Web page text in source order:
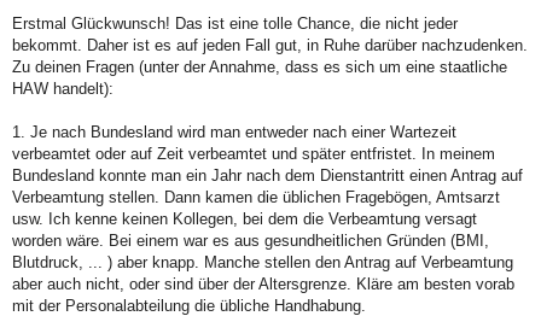
Erstmal Glückwunsch! Das ist eine tolle Chance, die nicht jeder
bekommt. Daher ist es auf jeden Fall gut, in Ruhe darüber nachzudenken.
Zu deinen Fragen (unter der Annahme, dass es sich um eine staatliche
HAW handelt):
1. Je nach Bundesland wird man entweder nach einer Wartezeit
verbeamtet oder auf Zeit verbeamtet und später entfristet. In meinem
Bundesland konnte man ein Jahr nach dem Dienstantritt einen Antrag auf
Verbeamtung stellen. Dann kamen die üblichen Fragebögen, Amtsarzt
usw. Ich kenne keinen Kollegen, bei dem die Verbeamtung versagt
worden wäre. Bei einem war es aus gesundheitlichen Gründen (BMI,
Blutdruck, ... ) aber knapp. Manche stellen den Antrag auf Verbeamtung
aber auch nicht, oder sind über der Altersgrenze. Kläre am besten vorab
mit der Personalabteilung die übliche Handhabung.